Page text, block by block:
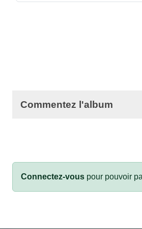
Commentez l'album
Connectez-vous pour pouvoir